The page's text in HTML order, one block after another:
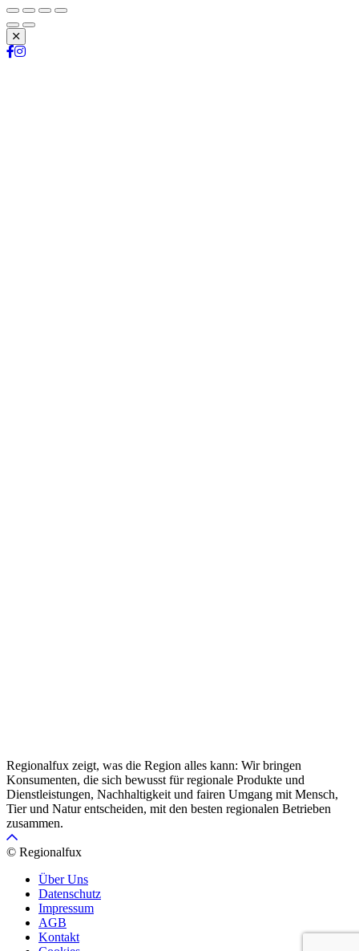
Schließen
Regionalfux zeigt, was die Region alles kann: Wir bringen
Konsumenten, die sich bewusst für regionale Produkte und
Dienstleistungen, Nachhaltigkeit und fairen Umgang mit Mensch,
Tier und Natur entscheiden, mit den besten regionalen Betrieben
zusammen.
© Regionalfux
Über Uns
Datenschutz
Impressum
AGB
Kontakt